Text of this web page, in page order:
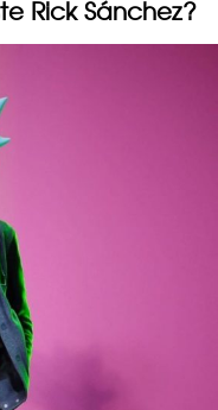
Rick Sánchez?